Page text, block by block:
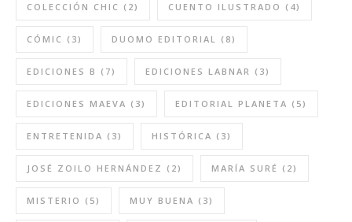
COLECCIÓN CHIC (2) CUENTO ILUSTRADO (4)
CÓMIC (3) DUOMO EDITORIAL (8)
EDICIONES B (7) EDICIONES LABNAR (3)
EDICIONES MAEVA (3) EDITORIAL PLANETA (5)
ENTRETENIDA (3) HISTÓRICA (3)
JOSÉ ZOILO HERNÁNDEZ (2) MARÍA SURÉ (2)
MISTERIO (5) MUY BUENA (3)